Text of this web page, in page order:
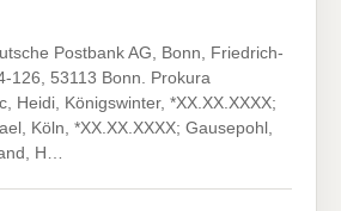
Postbank AG, Bonn, Friedrich-
126, 53113 Bonn. Prokura
Heidi, Königswinter, *XX.XX.XXXX;
Köln, *XX.XX.XXXX; Gausepohl,
H…